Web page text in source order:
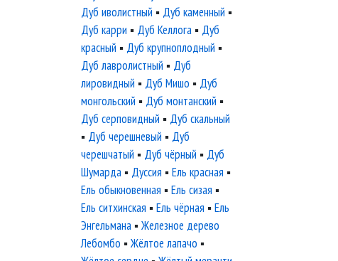
Дуб иволистный ▪ Дуб каменный ▪
Дуб карри ▪ Дуб Келлога ▪ Дуб
красный ▪ Дуб крупноплодный ▪
Дуб лавролистный ▪ Дуб
лировидный ▪ Дуб Мишо ▪ Дуб
монгольский ▪ Дуб монтанский ▪
Дуб серповидный ▪ Дуб скальный
▪ Дуб черешневый ▪ Дуб
черешчатый ▪ Дуб чёрный ▪ Дуб
Шумарда ▪ Дуссия ▪Ель красная ▪
Ель обыкновенная ▪Ель сизая ▪
Ель ситхинская ▪Ель чёрная ▪Ель
Энгельмана ▪Железное дерево
Лебомбо ▪Жёлтое лапачо ▪